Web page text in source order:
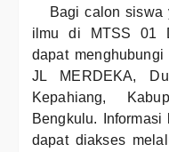
Bagi calon siswa
ilmu di MTSS 01
dapat
JL MERDEKA,
Kepahiang,
Bengkulu.
dapat diakses